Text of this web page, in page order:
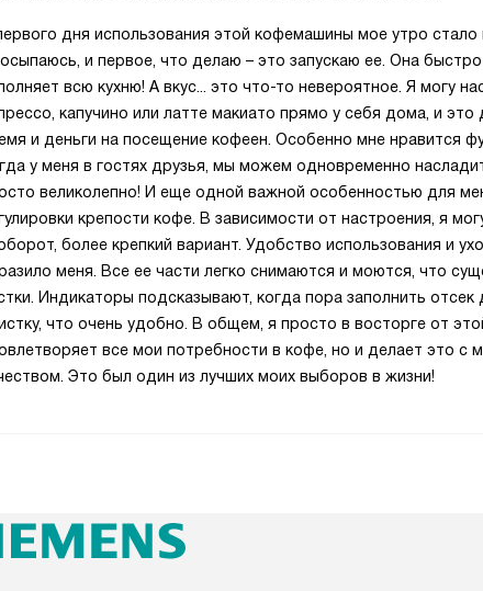
дня использования этой кофемашины мое утро стало
и первое, что делаю – это запускаю ее. Она
всю кухню! А вкус... это что-то невероятное. Я могу
капучино или латте макиато прямо у себя дома, и
и деньги на посещение кофеен. Особенно мне нравится
у меня в гостях друзья, мы можем одновременно
великолепно! И еще одной важной особенностью для
крепости кофе. В зависимости от настроения, я
более крепкий вариант. Удобство использования и
меня. Все ее части легко снимаются и моются, что
Индикаторы подсказывают, когда пора заполнить отсек
что очень удобно. В общем, я просто в восторге от
все мои потребности в кофе, но и делает это с
Это был один из лучших моих выборов в жизни!